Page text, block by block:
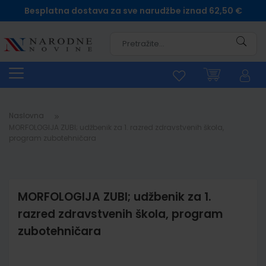
Besplatna dostava za sve narudžbe iznad 62,50 €
Naslovna
MORFOLOGIJA ZUBI; udžbenik za 1.
razred zdravstvenih škola, program
zubotehničara